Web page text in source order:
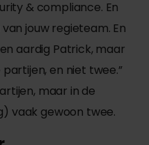
& compliance. En
jouw regieteam. En
aardig Patrick, maar
en niet twee.”
maar in de
vaak gewoon twee.